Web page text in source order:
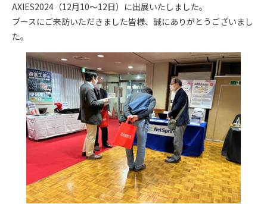
AXIES2024（12月10～12日）に出展いたしました。
ブースにご来訪いただきました皆様、誠にありがとうございまし
た。